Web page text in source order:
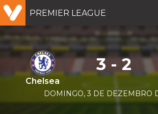
PREMIER LEAGUE
Chelsea
3 - 2
DOMINGO, 3 DE DEZEMBRO